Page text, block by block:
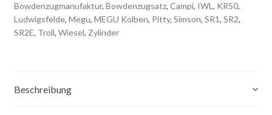
a
Bowdenzugmanufaktur, Bowdenzugsatz, Campi, IWL , KR50,
Ludwigsfelde, Megu, MEGU Kolben, Pitty, Simson, SR1, SR2,
SR2E, Troll, Wiesel, Zylinder
Beschreibung